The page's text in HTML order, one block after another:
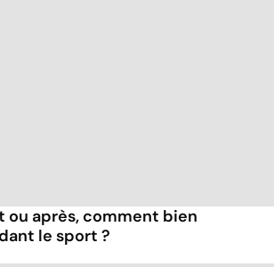
ou après, comment bien
le sport ?